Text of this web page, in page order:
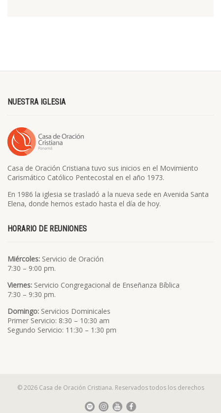
NUESTRA IGLESIA
Casa de Oración Cristiana tuvo sus inicios en el Movimiento
Carismático Católico Pentecostal en el año 1973.
En 1986 la iglesia se trasladó a la nueva sede en Avenida Santa
Elena, donde hemos estado hasta el día de hoy.
HORARIO DE REUNIONES
Miércoles: Servicio de Oración
7:30 – 9:00 pm.
Viernes: Servicio Congregacional de Enseñanza Bíblica
7:30 – 9:30 pm.
Domingo: Servicios Dominicales
Primer Servicio: 8:30 – 10:30 am
Segundo Servicio: 11:30 – 1:30 pm
© 2026 Casa de Oración Cristiana. Reservados todos los derechos